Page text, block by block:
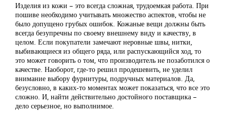
Изделия из кожи – это всегда сложная, трудоемкая работа. При
пошиве необходимо учитывать множество аспектов, чтобы не
было допущено грубых ошибок. Кожаные вещи должны быть
всегда безупречны по своему внешнему виду и качеству, в
целом. Если покупатели замечают неровные швы, нитки,
выбивающиеся из общего ряда, или распускающийся ход, то
это может говорить о том, что производитель не позаботился о
качестве. Наоборот, где-то решил продешевить, не уделил
внимание выбору фурнитуры, подручных материалов. Да,
безусловно, в каких-то моментах может показаться, что все это
сложно. И, найти действительно достойного поставщика –
дело серьезное, но выполнимое.